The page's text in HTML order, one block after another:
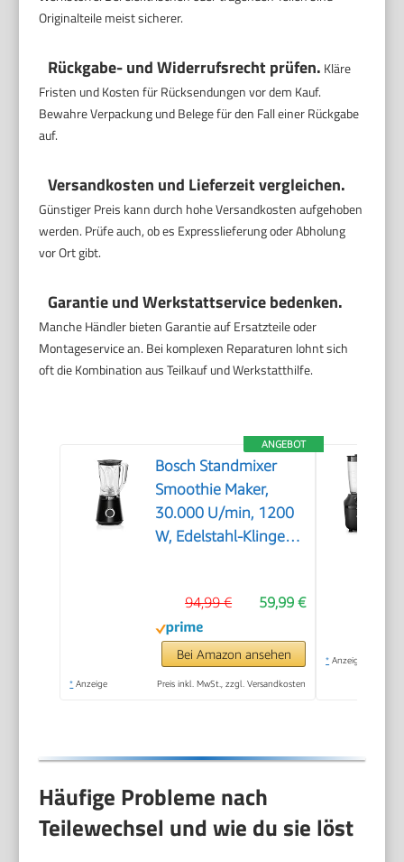
Originalteile meist sicherer.
Rückgabe- und Widerrufsrecht prüfen. Kläre
Fristen und Kosten für Rücksendungen vor dem Kauf.
Bewahre Verpackung und Belege für den Fall einer Rückgabe
auf.
Versandkosten und Lieferzeit vergleichen.
Günstiger Preis kann durch hohe Versandkosten aufgehoben
werden. Prüfe auch, ob es Expresslieferung oder Abholung
vor Ort gibt.
Garantie und Werkstattservice bedenken.
Manche Händler bieten Garantie auf Ersatzteile oder
Montageservice an. Bei komplexen Reparaturen lohnt sich
oft die Kombination aus Teilkauf und Werkstatthilfe.
ANGEBOT
Bosch Standmixer
Smoothie Maker,
30.000 U/min, 1200
W, Edelstahl-Klingen,
spülmaschinenfeste
Teile, Made in Europe,
VitaPower Serie 4
MMB6141B
59,99 €
94,99 €
Bei Amazon ansehen
* Anzeige Preis inkl. MwSt., zzgl. Versandkosten
* Anzeige
Häufige Probleme nach
Teilewechsel und wie du sie löst